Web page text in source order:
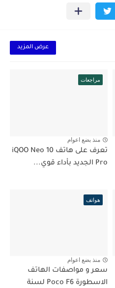
عرض المزيد
مراجعات
منذ بضع اعوام
تعرف على هاتف iQOO Neo 10
Pro الجديد بأداء قوي...
هواتف
منذ بضع اعوام
سعر و مواصفات الهاتف
الاسطورة Poco F6 لسنة